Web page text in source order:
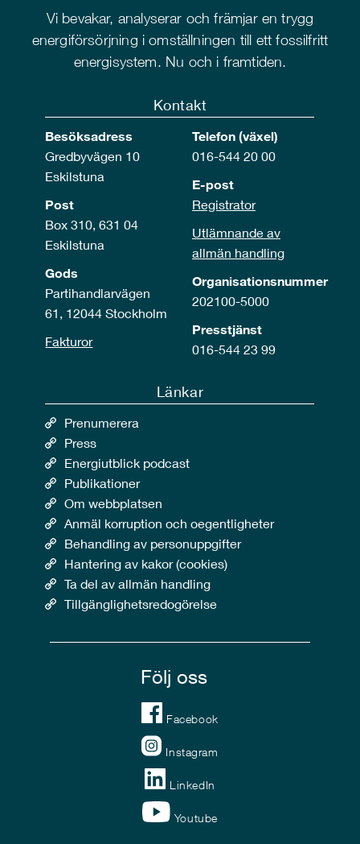
Vi bevakar, analyserar och främjar en trygg
energiförsörjning i omställningen till ett fossilfritt
energisystem. Nu och i framtiden.
Kontakt
Besöksadress
Gredbyvägen 10
Eskilstuna
Post
Box 310, 631 04
Eskilstuna
Gods
Partihandlarvägen
61, 12044 Stockholm
Fakturor
Telefon (växel)
016-544 20 00
E-post
Registrator
Utlämnande av
allmän handling
Organisationsnummer
202100-5000
Presstjänst
016-544 23 99
Länkar
Prenumerera
Press
Energiutblick podcast
Publikationer
Om webbplatsen
Anmäl korruption och oegentligheter
Behandling av personuppgifter
Hantering av kakor (cookies)
Ta del av allmän handling
Tillgänglighetsredogörelse
Följ oss
Facebook
Instagram
LinkedIn
Youtube